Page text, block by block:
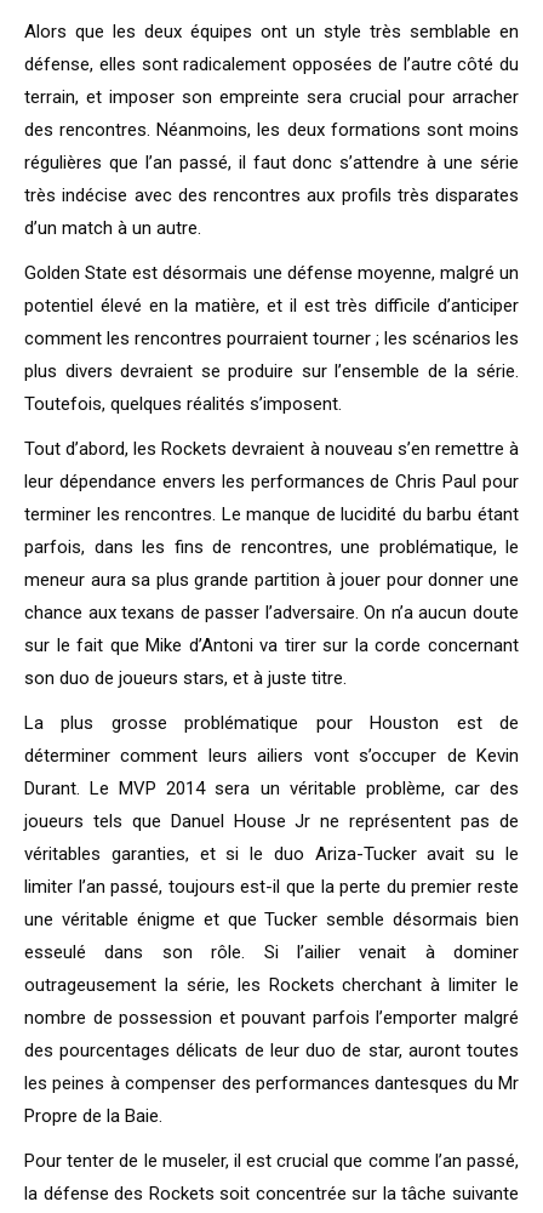
Alors que les deux équipes ont un style très semblable en
défense, elles sont radicalement opposées de l’autre côté du
terrain, et imposer son empreinte sera crucial pour arracher
des rencontres. Néanmoins, les deux formations sont moins
régulières que l’an passé, il faut donc s’attendre à une série
très indécise avec des rencontres aux profils très disparates
d’un match à un autre.
Golden State est désormais une défense moyenne, malgré un
potentiel élevé en la matière, et il est très difficile d’anticiper
comment les rencontres pourraient tourner ; les scénarios les
plus divers devraient se produire sur l’ensemble de la série.
Toutefois, quelques réalités s’imposent.
Tout d’abord, les Rockets devraient à nouveau s’en remettre à
leur dépendance envers les performances de Chris Paul pour
terminer les rencontres. Le manque de lucidité du barbu étant
parfois, dans les fins de rencontres, une problématique, le
meneur aura sa plus grande partition à jouer pour donner une
chance aux texans de passer l’adversaire. On n’a aucun doute
sur le fait que Mike d’Antoni va tirer sur la corde concernant
son duo de joueurs stars, et à juste titre.
La plus grosse problématique pour Houston est de
déterminer comment leurs ailiers vont s’occuper de Kevin
Durant. Le MVP 2014 sera un véritable problème, car des
joueurs tels que Danuel House Jr ne représentent pas de
véritables garanties, et si le duo Ariza-Tucker avait su le
limiter l’an passé, toujours est-il que la perte du premier reste
une véritable énigme et que Tucker semble désormais bien
esseulé dans son rôle. Si l’ailier venait à dominer
outrageusement la série, les Rockets cherchant à limiter le
nombre de possession et pouvant parfois l’emporter malgré
des pourcentages délicats de leur duo de star, auront toutes
les peines à compenser des performances dantesques du Mr
Propre de la Baie.
Pour tenter de le museler, il est crucial que comme l’an passé,
la défense des Rockets soit concentrée sur la tâche suivante